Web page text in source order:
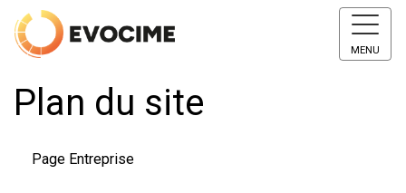
MENU
Plan du site
Page Entreprise